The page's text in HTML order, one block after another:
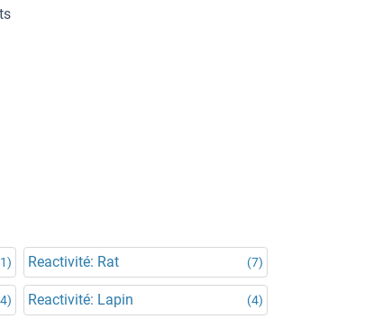
Reactivité: Rat (7)
Reactivité: Lapin (4)